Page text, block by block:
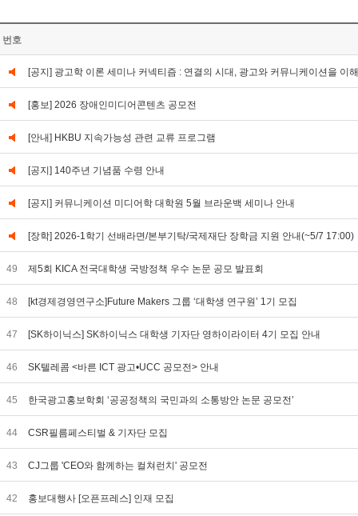
번호
[공지] 광고학 이론 세미나 커넥티즘 : 연결의 시대, 광고와 커뮤니케이션을 이
[홍보] 2026 장애인미디어콘텐츠 공모전
[안내] HKBU 지속가능성 관련 교류 프로그램
[공지] 140주년 기념품 수령 안내
[공지] 커뮤니케이션 미디어학 대학원 5월 브라운백 세미나 안내
[장학] 2026-1학기 선배라면/본부기탁/국제재단 장학금 지원 안내(~5/7 17:00)
49 제5회 KICA 전국대학생 국방정책 우수 논문 공모 발표회
48 [kt경제경영연구소]Future Makers 그룹 ‘대학생 연구원’ 1기 모집
47 [SK하이닉스] SK하이닉스 대학생 기자단 영하이라이터 4기 모집 안내
46 SK텔레콤 <바른 ICT 광고•UCC 공모전> 안내
45 한국광고홍보학회 ‘공공정책의 국민과의 소통방안 논문 공모전’
44 CSR필름페스티벌 & 기자단 모집
43 CJ그룹 'CEO와 함께하는 컬쳐런치' 공모전
42 홍보대행사 [오픈프레스] 인재 모집